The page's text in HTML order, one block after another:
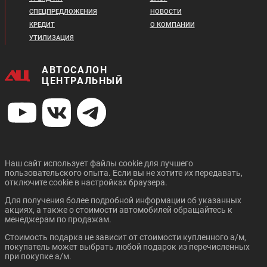
1 414 910 ₽
В кредит от:
19 305 ₽/мес.
1 461 910 ₽
KIA CERATO NEW
Цена от:
1 494 810 ₽
В кредит от:
20 395 ₽/мес.
Цена от:
1 419 910 ₽
В кредит от:
19 373 ₽/мес.
OMODA C5
PEUGEOT TRAVELLER
Цена от:
3 129 810 ₽
PEUGEOT PARTNER
CROSSWAY
TOYOTA ALPHARD TOYOTA HIACE
СПЕЦПРЕДЛОЖЕНИЯ
КРЕДИТ
УТИЛИЗАЦИЯ
НОВОСТИ
О КОМПАНИИ
АВТОСАЛОН
ЦЕНТРАЛЬНЫЙ
Наш сайт использует файлы cookie для лучшего
пользовательского опыта. Если вы не хотите их передавать,
отключите cookie в настройках браузера.
Для получения более подробной информации об указанных
акциях, а также о стоимости автомобилей обращайтесь к
менеджерам по продажам.
Стоимость подарка не зависит от стоимости купленного а/м,
покупатель может выбрать любой подарок из перечисленных
при покупке а/м.